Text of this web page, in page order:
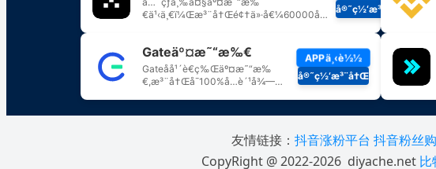
友情链接： 抖音涨粉平台 抖音粉丝
CopyRight @ 2022-2026 diyache.net 比